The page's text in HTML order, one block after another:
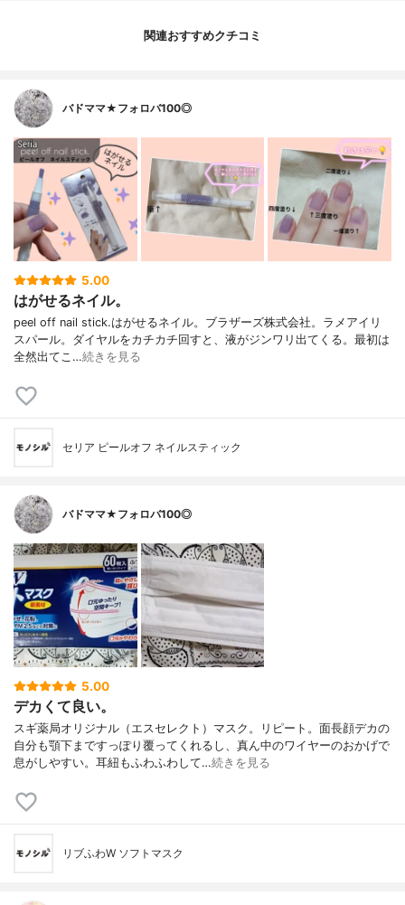
関連おすすめクチコミ
バドママ★フォロバ100◎
5.00
はがせるネイル。
peel off nail stick.はがせるネイル。ブラザーズ株式会社。ラメアイリ
スパール。ダイヤルをカチカチ回すと、液がジンワリ出てくる。最初は
全然出てこ…続きを見る
セリア ピールオフ ネイルスティック
バドママ★フォロバ100◎
5.00
デカくて良い。
スギ薬局オリジナル（エスセレクト）マスク。リピート。面長顔デカの
自分も顎下まですっぽり覆ってくれるし、真ん中のワイヤーのおかげで
息がしやすい。耳紐もふわふわして…続きを見る
リブふわW ソフトマスク